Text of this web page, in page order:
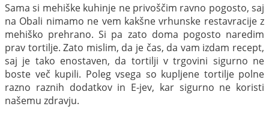
Sama si mehiške kuhinje ne privoščim ravno pogosto, saj
na Obali nimamo ne vem kakšne vrhunske restavracije z
mehiško prehrano. Si pa zato doma pogosto naredim
prav tortilje. Zato mislim, da je čas, da vam izdam recept,
saj je tako enostaven, da tortilji v trgovini sigurno ne
boste več kupili. Poleg vsega so kupljene tortilje polne
razno raznih dodatkov in E-jev, kar sigurno ne koristi
našemu zdravju.